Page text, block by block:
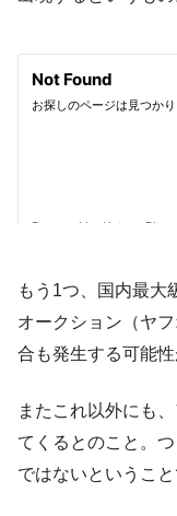
もう1つ、国内最大
オークション（ヤ
合も発生する可能性
またこれ以外にも
てくるとのこと。
ではないということ